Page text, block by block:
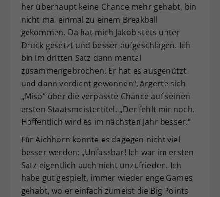
her überhaupt keine Chance mehr gehabt, bin
nicht mal einmal zu einem Breakball
gekommen. Da hat mich Jakob stets unter
Druck gesetzt und besser aufgeschlagen. Ich
bin im dritten Satz dann mental
zusammengebrochen. Er hat es ausgenützt
und dann verdient gewonnen“, ärgerte sich
„Miso“ über die verpasste Chance auf seinen
ersten Staatsmeistertitel. „Der fehlt mir noch.
Hoffentlich wird es im nächsten Jahr besser.“
Für Aichhorn konnte es dagegen nicht viel
besser werden: „Unfassbar! Ich war im ersten
Satz eigentlich auch nicht unzufrieden. Ich
habe gut gespielt, immer wieder enge Games
gehabt, wo er einfach zumeist die Big Points